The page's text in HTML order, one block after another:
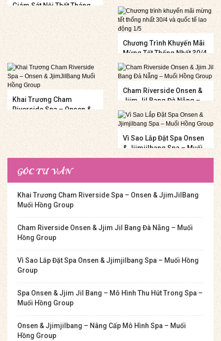
Giám Sát Nội Thất Tháng
3-2018
Chương Trình Khuyến Mãi
Mừng Tết Thống Nhất 30/4
Và Quốc Tế Lao Động 1/5
Khai Trương Cham
Riverside Spa – Onsen &
Group
Cham Riverside Onsen &
Jjim Jil Bang Đà Nẵng –
Muối Hồng Group
Vì Sao Lắp Đặt Spa Onsen
& Jjimjilbang Spa – Muối
Hồng Group
GÓC TƯ VẤN
Khai Trương Cham Riverside Spa – Onsen & JjimJilBang
Muối Hồng Group
Cham Riverside Onsen & Jjim Jil Bang Đà Nẵng – Muối
Hồng Group
Vì Sao Lắp Đặt Spa Onsen & Jjimjilbang Spa – Muối Hồng
Group
Spa Onsen & Jjim Jil Bang – Mô Hình Thu Hút Trong Spa –
Muối Hồng Group
Onsen & Jjimjilbang – Nâng Cấp Mô Hình Spa – Muối
Hồng Group